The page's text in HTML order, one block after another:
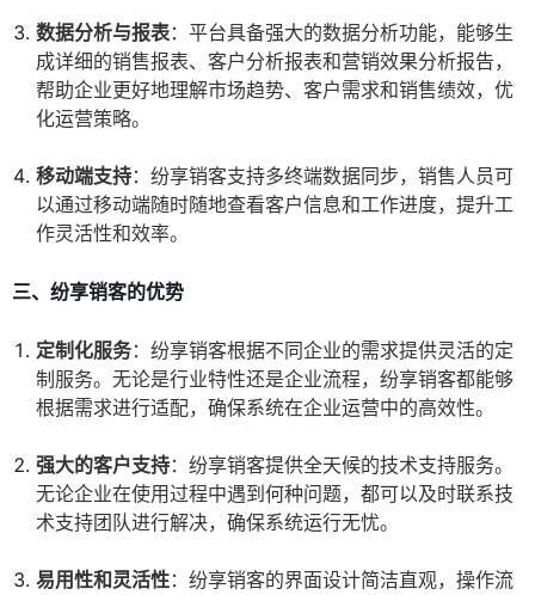
数据分析与报表：平台具备强大的数据分析功能，能够生
成详细的销售报表、客户分析报表和营销效果分析报告，
帮助企业更好地理解市场趋势、客户需求和销售绩效，优
化运营策略。
移动端支持：纷享销客支持多终端数据同步，销售人员可
以通过移动端随时随地查看客户信息和工作进度，提升工
作灵活性和效率。
三、纷享销客的优势
定制化服务：纷享销客根据不同企业的需求提供灵活的定
制服务。无论是行业特性还是企业流程，纷享销客都能够
根据需求进行适配，确保系统在企业运营中的高效性。
强大的客户支持：纷享销客提供全天候的技术支持服务。
无论企业在使用过程中遇到何种问题，都可以及时联系技
术支持团队进行解决，确保系统运行无忧。
易用性和灵活性：纷享销客的界面设计简洁直观，操作流